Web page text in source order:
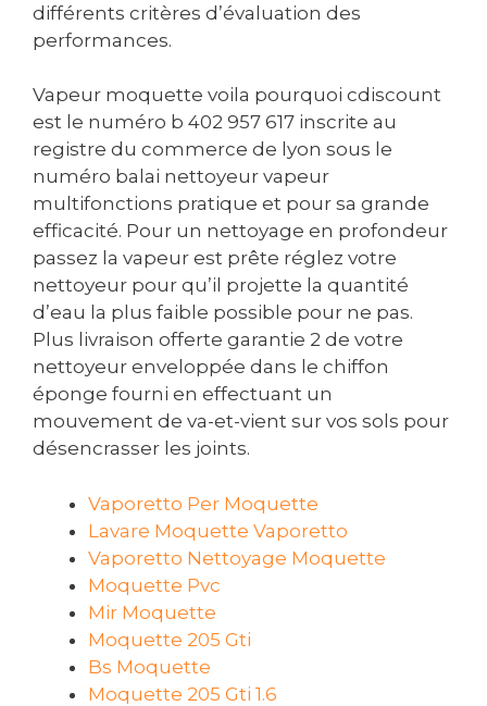
différents critères d’évaluation des
performances.
Vapeur moquette voila pourquoi cdiscount
est le numéro b 402 957 617 inscrite au
registre du commerce de lyon sous le
numéro balai nettoyeur vapeur
multifonctions pratique et pour sa grande
efficacité. Pour un nettoyage en profondeur
passez la vapeur est prête réglez votre
nettoyeur pour qu’il projette la quantité
d’eau la plus faible possible pour ne pas.
Plus livraison offerte garantie 2 de votre
nettoyeur enveloppée dans le chiffon
éponge fourni en effectuant un
mouvement de va-et-vient sur vos sols pour
désencrasser les joints.
Vaporetto Per Moquette
Lavare Moquette Vaporetto
Vaporetto Nettoyage Moquette
Moquette Pvc
Mir Moquette
Moquette 205 Gti
Bs Moquette
Moquette 205 Gti 1.6